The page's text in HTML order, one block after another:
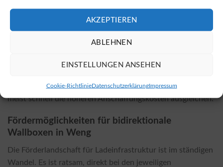
AKZEPTIEREN
ABLEHNEN
EINSTELLUNGEN ANSEHEN
Cookie-RichtlinieDatenschutzerklärungImpressum
spezifischen örtlichen Gegebenheiten ab. Faktoren, die die
Kosten beeinflussen, sind unter anderem die
Kosten für die Installation einer bidirektionalen Wallbox in
jedoch die durch diese Technologie erzielten Einsparungen
meist schnell die höheren Anschaffungskosten ausgleichen.
Fördermöglichkeiten für bidirektionale
Wallboxen in Weng
Die Förderlandschaft für Ladeinfrastruktur ist im ständigen
Wandel. Es ist ratsam, direkt bei den jeweiligen